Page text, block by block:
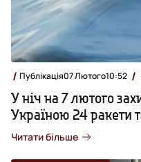
Публікація07 Лютого10:52
У ніч на 7 лютого
Україною 24 ракети
Читати більше